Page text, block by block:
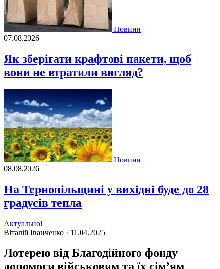
Новини
07.08.2026
Як зберігати крафтові пакети, щоб
вони не втратили вигляд?
Новини
08.08.2026
На Тернопільщині у вихідні буде до 28
градусів тепла
Актуально!
Віталій Іванченко · 11.04.2025
Лотерею від Благодійного фонду
допомоги військовим та їх сімʼям